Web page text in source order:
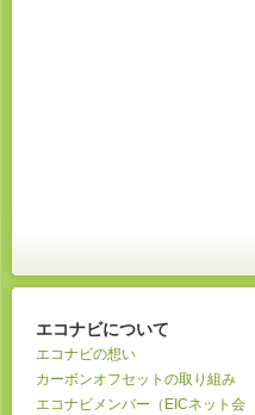
エコナビについて
エコナビの想い
カーボンオフセットの取り組み
エコナビメンバー（EICネット会